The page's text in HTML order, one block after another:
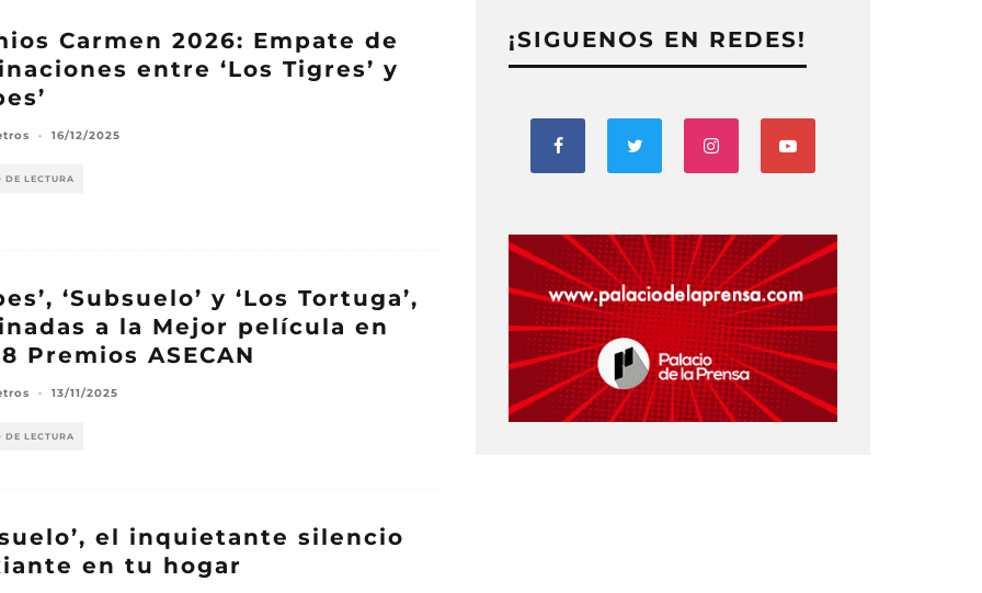
Carmen 2026: Empate de
entre ‘Los Tigres’ y
· 16/12/2025
DE LECTURA
‘Subsuelo’ y ‘Los Tortuga’,
a la Mejor película en
Premios ASECAN
· 13/11/2025
DE LECTURA
el inquietante silencio
en tu hogar
¡SIGUENOS EN REDES!